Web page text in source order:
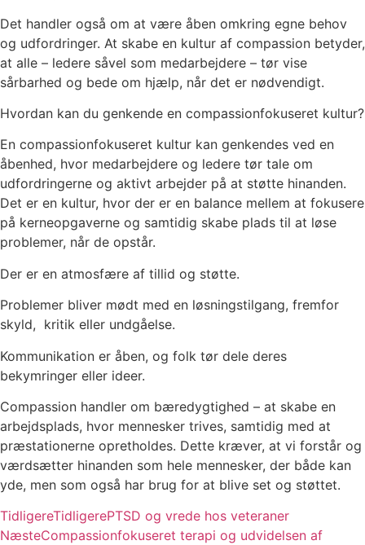
Det handler også om at være åben omkring egne behov
og udfordringer. At skabe en kultur af compassion betyder,
at alle – ledere såvel som medarbejdere – tør vise
sårbarhed og bede om hjælp, når det er nødvendigt.
Hvordan kan du genkende en compassionfokuseret kultur?
En compassionfokuseret kultur kan genkendes ved en
åbenhed, hvor medarbejdere og ledere tør tale om
udfordringerne og aktivt arbejder på at støtte hinanden.
Det er en kultur, hvor der er en balance mellem at fokusere
på kerneopgaverne og samtidig skabe plads til at løse
problemer, når de opstår.
Der er en atmosfære af tillid og støtte.
Problemer bliver mødt med en løsningstilgang, fremfor
skyld, kritik eller undgåelse.
Kommunikation er åben, og folk tør dele deres
bekymringer eller ideer.
Compassion handler om bæredygtighed – at skabe en
arbejdsplads, hvor mennesker trives, samtidig med at
præstationerne opretholdes. Dette kræver, at vi forstår og
værdsætter hinanden som hele mennesker, der både kan
yde, men som også har brug for at blive set og støttet.
TidligereTidligerePTSD og vrede hos veteraner
NæsteCompassionfokuseret terapi og udvidelsen af